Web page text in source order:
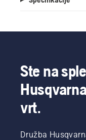
Ste na
vrt.
Družba